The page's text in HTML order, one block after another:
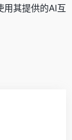
用其提供的AI互